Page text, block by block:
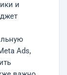
и
Ads,